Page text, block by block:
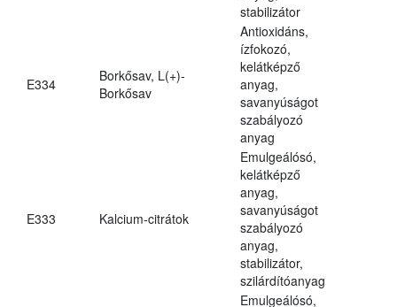
stabilizátor
E334
Borkősav, L(+)-
Borkősav
Antioxidáns,
ízfokozó,
kelátképző
anyag,
savanyúságot
szabályozó
anyag
E333 Kalcium-citrátok
Emulgeálósó,
kelátképző
anyag,
savanyúságot
szabályozó
anyag,
stabilizátor,
szilárdítóanyag
Emulgeálósó,